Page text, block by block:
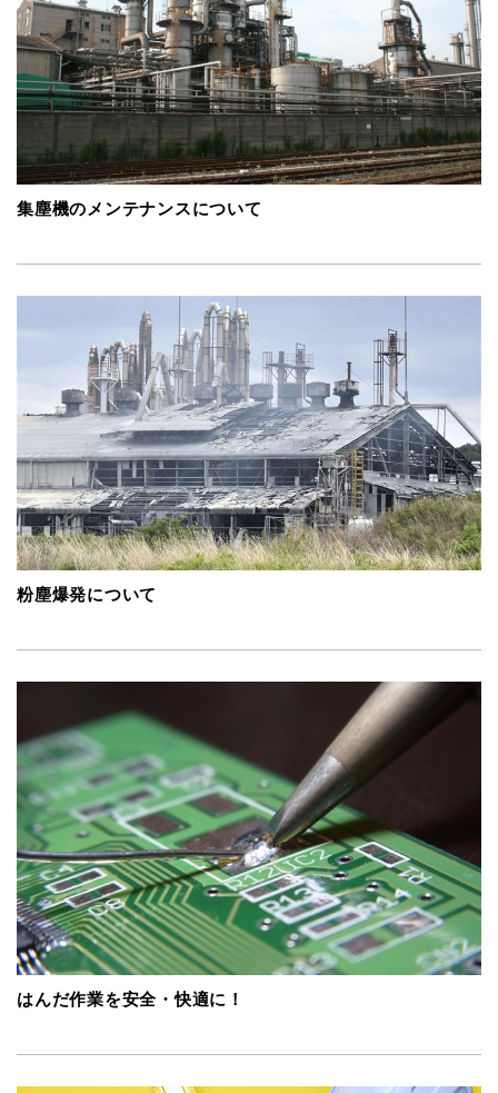
集塵機のメンテナンスについて
粉塵爆発について
はんだ作業を安全・快適に！